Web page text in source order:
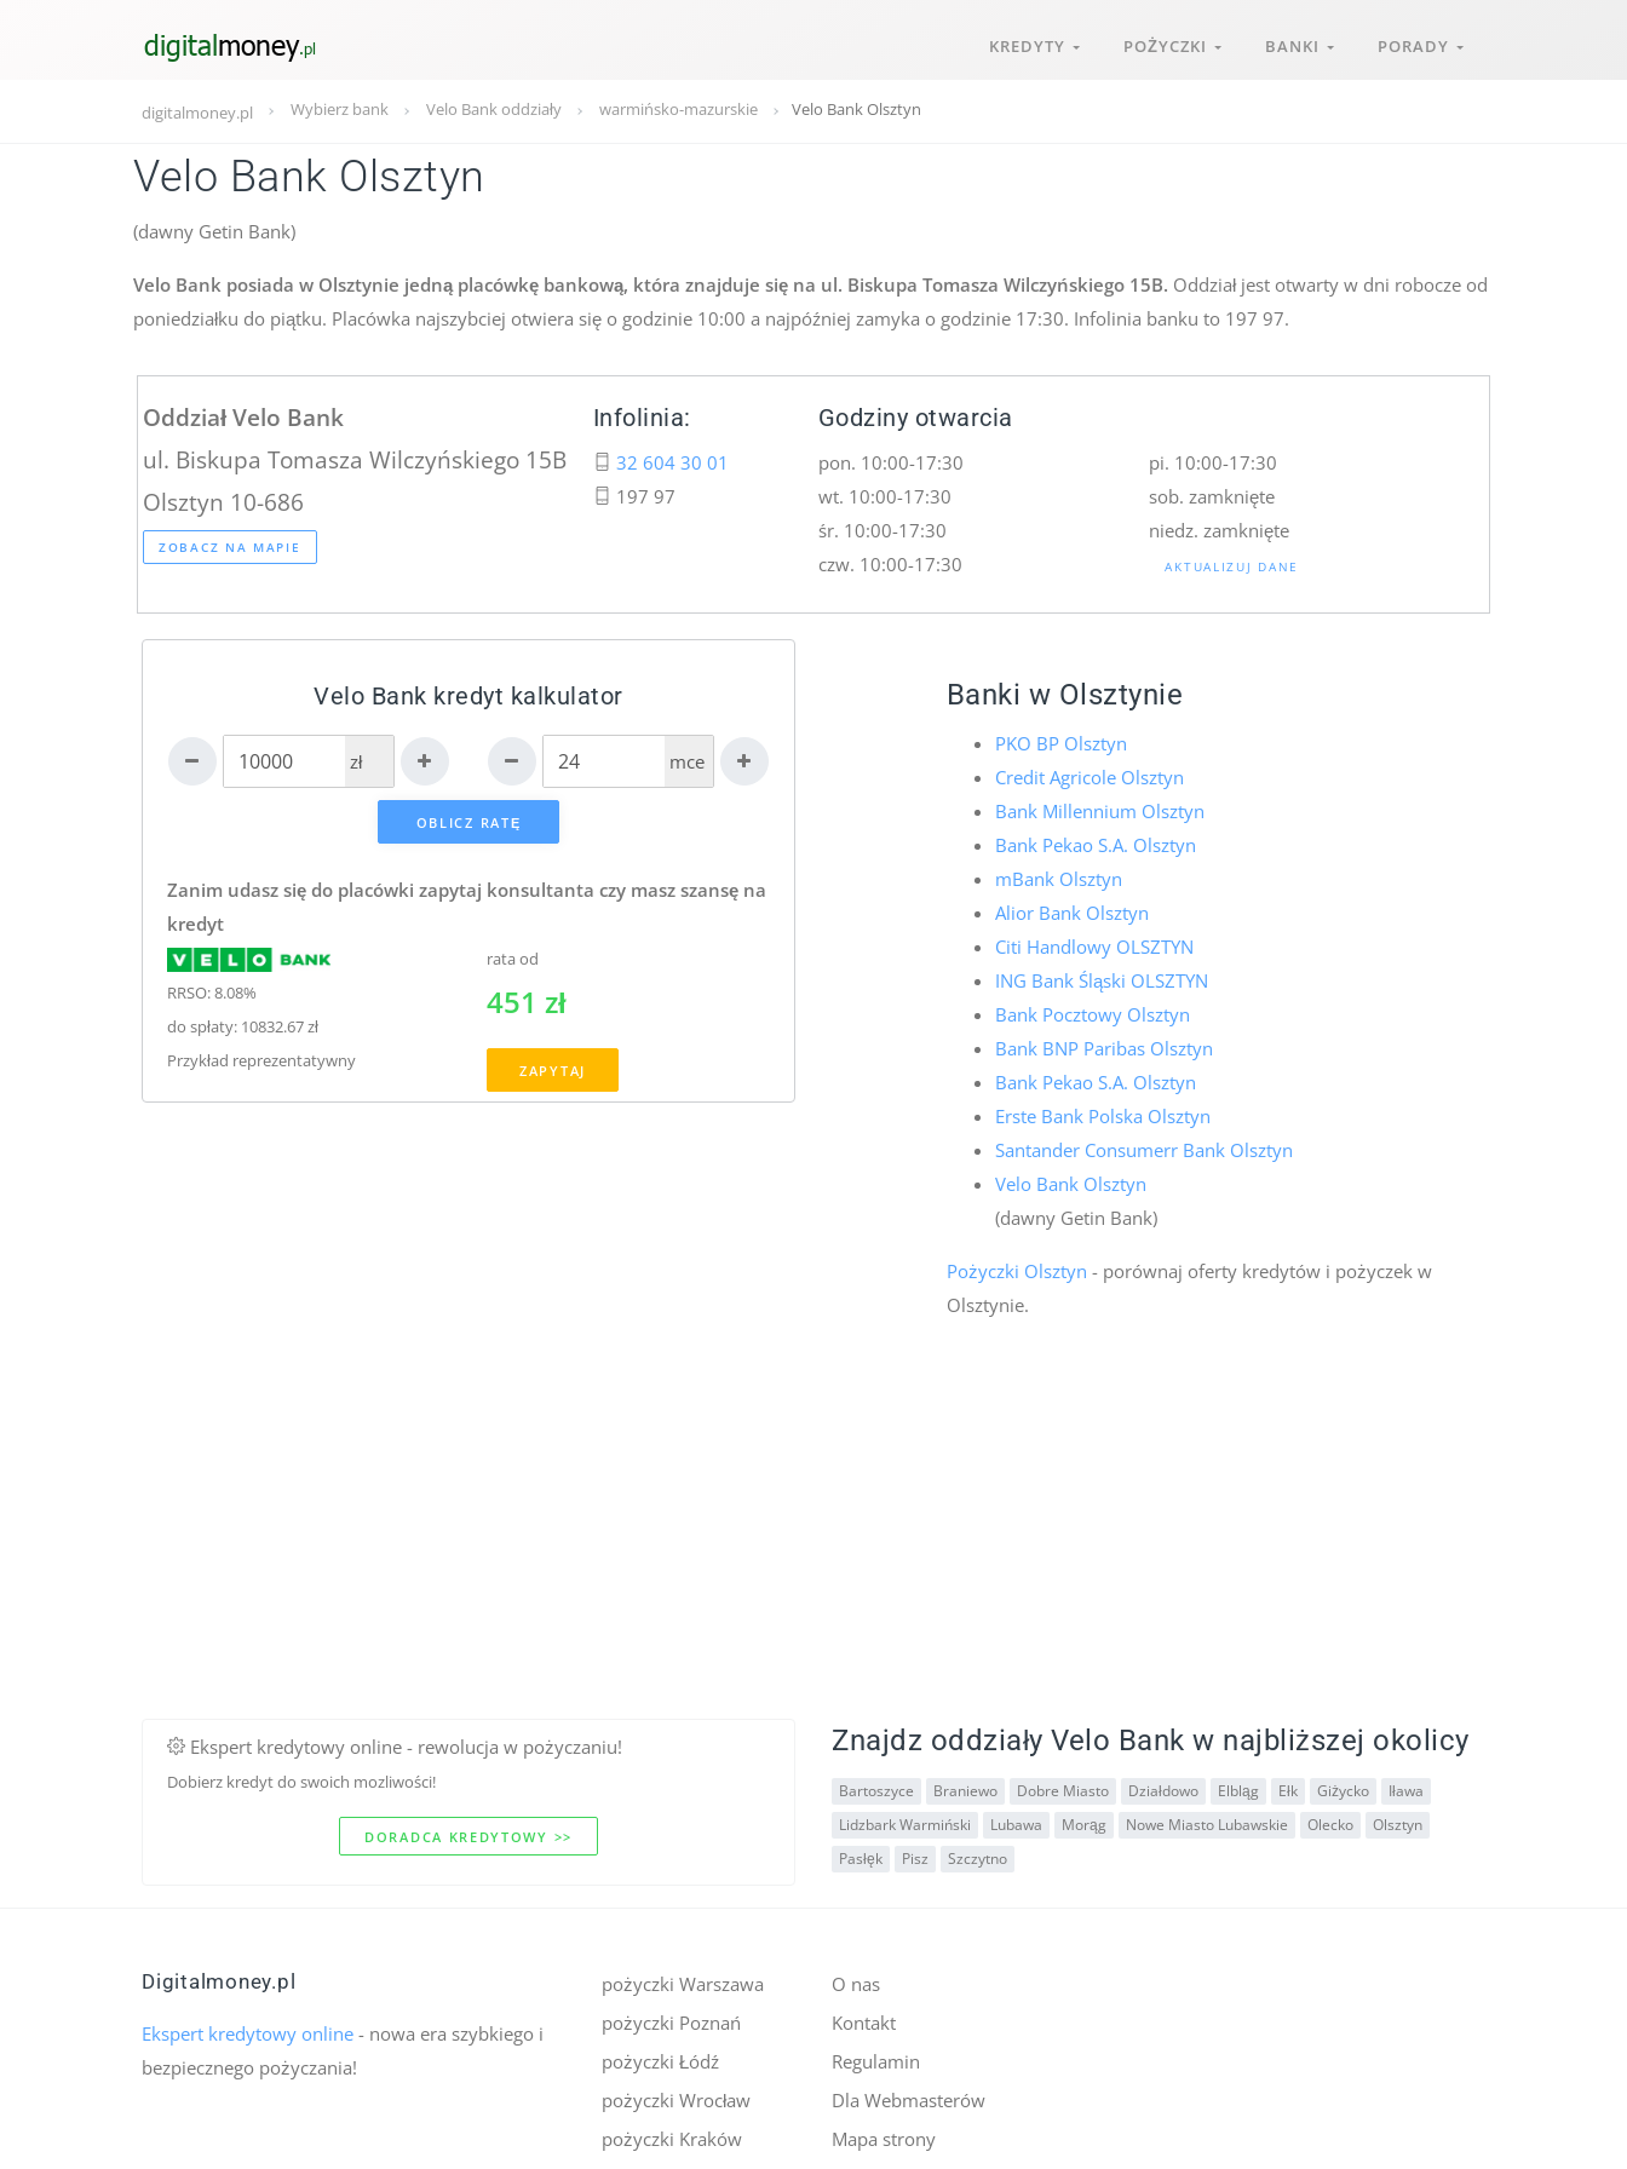
KREDYTY POŻYCZKI BANKI PORADY
digitalmoney.pl Wybierz bank Velo Bank oddziały warmińsko-mazurskie Velo Bank Olsztyn
Velo Bank Olsztyn
(dawny Getin Bank)
Velo Bank posiada w Olsztynie jedną placówkę bankową, która znajduje się na ul. Biskupa Tomasza Wilczyńskiego 15B. Oddział jest otwarty w dni robocze od
poniedziałku do piątku. Placówka najszybciej otwiera się o godzinie 10:00 a najpóźniej zamyka o godzinie 17:30. Infolinia banku to 197 97.
Oddział Velo Bank
ul. Biskupa Tomasza Wilczyńskiego 15B
Olsztyn 10-686
ZOBACZ NA MAPIE
Infolinia:
32 604 30 01
197 97
Godziny otwarcia
pon. 10:00-17:30
wt. 10:00-17:30
śr. 10:00-17:30
czw. 10:00-17:30
pi. 10:00-17:30
sob. zamknięte
niedz. zamknięte
AKTUALIZUJ DANE
Velo Bank kredyt kalkulator
zł mce
Zanim udasz się do placówki zapytaj konsultanta czy masz szansę na
kredyt
RRSO: 8.08%
do spłaty: 10832.67 zł
Przykład reprezentatywny
rata od
451 zł
ZAPYTAJ
Banki w Olsztynie
PKO BP Olsztyn
Credit Agricole Olsztyn
Bank Millennium Olsztyn
Bank Pekao S.A. Olsztyn
mBank Olsztyn
Alior Bank Olsztyn
Citi Handlowy OLSZTYN
ING Bank Śląski OLSZTYN
Bank Pocztowy Olsztyn
Bank BNP Paribas Olsztyn
Bank Pekao S.A. Olsztyn
Erste Bank Polska Olsztyn
Santander Consumerr Bank Olsztyn
Velo Bank Olsztyn
(dawny Getin Bank)
Pożyczki Olsztyn - porównaj oferty kredytów i pożyczek w
Olsztynie.
Ekspert kredytowy online - rewolucja w pożyczaniu!
Dobierz kredyt do swoich mozliwości!
DORADCA KREDYTOWY >>
Znajdz oddziały Velo Bank w najbliższej okolicy
Bartoszyce Braniewo Dobre Miasto Działdowo Elbląg Ełk Giżycko
Iława
Lidzbark Warmiński
Lubawa Morąg Nowe Miasto Lubawskie Olecko
Olsztyn
Pasłęk
Pisz Szczytno
pożyczki Warszawa
pożyczki Poznań
pożyczki Łódź
pożyczki Wrocław
pożyczki Kraków
O nas
Kontakt
Regulamin
Dla Webmasterów
Mapa strony
Digitalmoney.pl
Ekspert kredytowy online - nowa era szybkiego i
bezpiecznego pożyczania!